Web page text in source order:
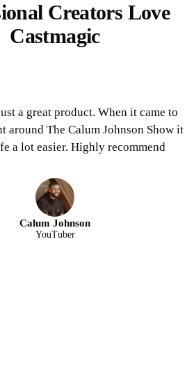
Creators Love
Castmagic
a great product. When it came to
around The Calum Johnson Show it
a lot easier. Highly recommend
Calum Johnson
YouTuber